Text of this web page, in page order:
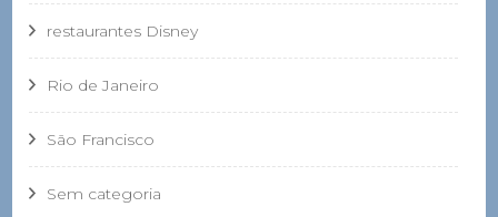
restaurantes Disney
Rio de Janeiro
São Francisco
Sem categoria